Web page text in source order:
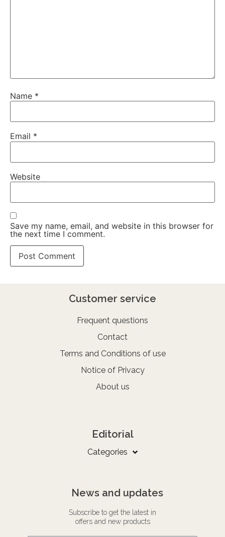
Name *
Email *
Website
Save my name, email, and website in this browser for
the next time I comment.
Customer service
Frequent questions
Contact
Terms and Conditions of use
Notice of Privacy
About us
Editorial
Categories
News and updates
Subscribe to get the latest in
offers and new products